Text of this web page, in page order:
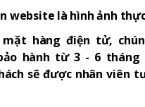
website là hình ảnh
hàng điện tử,
hành từ 3 - 6
sẽ được nhân viên